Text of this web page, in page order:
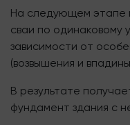
На следующем этапе
сваи по одинаковому
зависимости от
(возвышения и
В результате
фундамент здания с